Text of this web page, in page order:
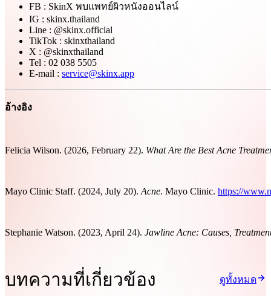
FB : SkinX พบแพทย์ผิวหนังออนไลน์
IG : skinx.thailand
Line : @skinx.official
TikTok : skinxthailand
X : @skinxthailand
Tel : 02 038 5505
E-mail : service@skinx.app
อ้างอิง
Felicia Wilson. (2026, February 22). What Are the Best Acne
Mayo Clinic Staff. (2024, July 20). Acne. Mayo Clinic. https://
Stephanie Watson. (2023, April 24). Jawline Acne: Causes,
บทความที่เกี่ยวข้อง ดูทั้งหมด